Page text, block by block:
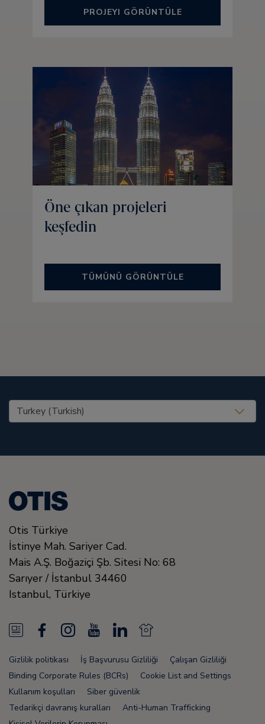
PROJEYI GÖRÜNTÜLE
Öne çıkan projeleri
keşfedin
TÜMÜNÜ GÖRÜNTÜLE
United States (EN)
Otis Türkiye
İstinye Mah. Sariyer Cad.
Mais A.Ş. Boğaziçi Şb. Sitesi No: 68
Sarıyer / İstanbul 34460
Istanbul, Türkiye
N
e
w
s
F
a
c
e
b
I
n
s
a
u
T
u
L
n
k
e
N
e
w
F
Gizlilik politikası İş Başvurusu Gizliliği
Çalışan Gizliliği
Binding Corporate Rules (BCRs)
Cookie List and Settings
Kullanım koşulları
Siber güvenlik
Tedarikçi davranış kuralları
Anti-Human Trafficking